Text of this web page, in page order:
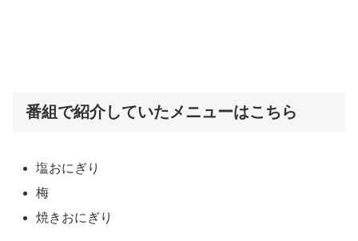
番組で紹介していたメニューはこちら
塩おにぎり
梅
焼きおにぎり